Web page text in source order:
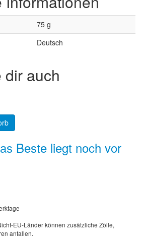
75 g
Deutsch
dir auch
Beste liegt noch vor
EU-Länder können zusätzliche Zölle,
anfallen.